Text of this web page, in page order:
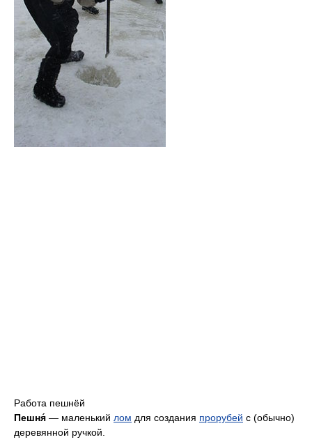
Работа пешнёй
Пешня́ — маленький лом для создания прорубей c (обычно)
деревянной ручкой.